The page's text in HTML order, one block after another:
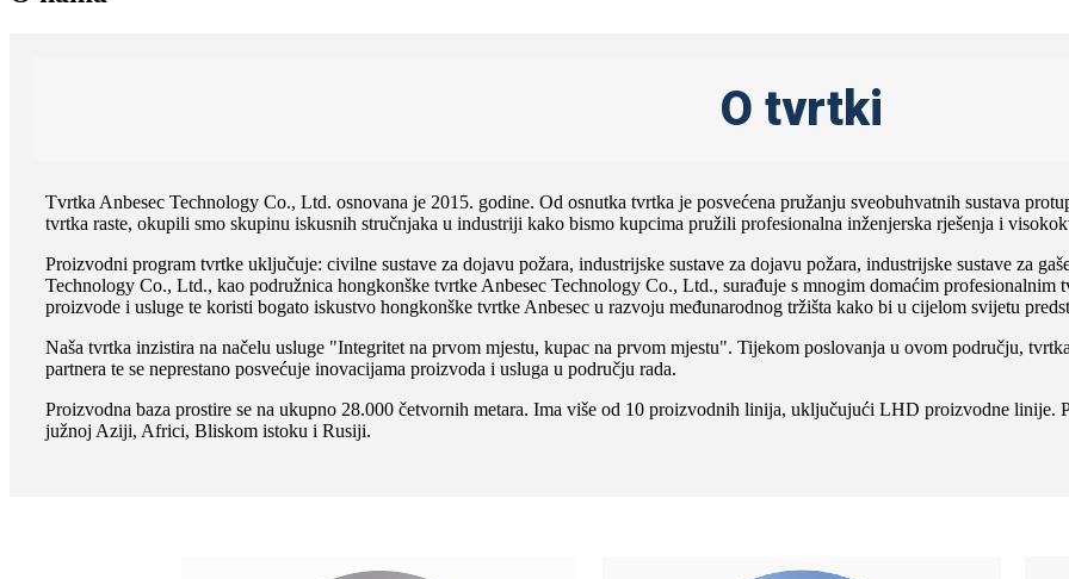
O tvrtki
Tvrtka Anbesec Technology Co., Ltd. osnovana je 2015. godine. Od osnutka tvrtka je posvećena pružanju sveobuhvatnih sustava
tvrtka raste, okupili smo skupinu iskusnih stručnjaka u industriji kako bismo kupcima pružili profesionalna inženjerska rješenja i
Proizvodni program tvrtke uključuje: civilne sustave za dojavu požara, industrijske sustave za dojavu požara, industrijske sustave za
Technology Co., Ltd., kao podružnica hongkonške tvrtke Anbesec Technology Co., Ltd., surađuje s mnogim domaćim
proizvode i usluge te koristi bogato iskustvo hongkonške tvrtke Anbesec u razvoju međunarodnog tržišta kako bi u cijelom svijetu
Naša tvrtka inzistira na načelu usluge "Integritet na prvom mjestu, kupac na prvom mjestu". Tijekom poslovanja u ovom području,
partnera te se neprestano posvećuje inovacijama proizvoda i usluga u području rada.
Proizvodna baza prostire se na ukupno 28.000 četvornih metara. Ima više od 10 proizvodnih linija, uključujući LHD proizvodne linije.
južnoj Aziji, Africi, Bliskom istoku i Rusiji.